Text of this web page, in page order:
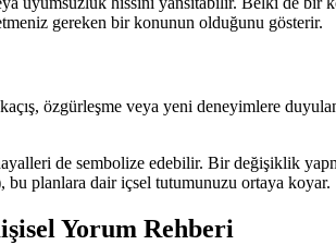
gereken bir konunun olduğunu gösterir.
özgürleşme veya yeni deneyimlere
de sembolize edebilir. Bir değişiklik
bu planlara dair içsel tutumunuzu ortaya koyar.
Yorum Rehberi